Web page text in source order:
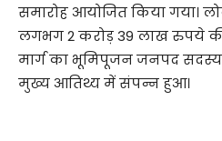
समारोह आयोजित किया गया।
लगभग 2 करोड़ 39 लाख रुपये
मार्ग का भूमिपूजन जनपद सदस्य
मुख्य आतिथ्य में संपन्न हुआ।